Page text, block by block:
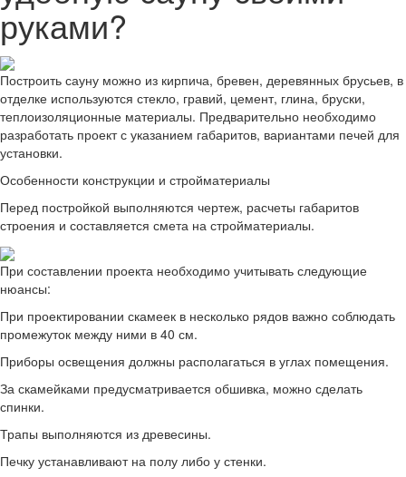
руками?
Построить сауну можно из кирпича, бревен, деревянных брусьев, в
отделке используются стекло, гравий, цемент, глина, бруски,
теплоизоляционные материалы. Предварительно необходимо
разработать проект с указанием габаритов, вариантами печей для
установки.
Особенности конструкции и стройматериалы
Перед постройкой выполняются чертеж, расчеты габаритов
строения и составляется смета на стройматериалы.
При составлении проекта необходимо учитывать следующие
нюансы:
При проектировании скамеек в несколько рядов важно соблюдать
промежуток между ними в 40 см.
Приборы освещения должны располагаться в углах помещения.
За скамейками предусматривается обшивка, можно сделать
спинки.
Трапы выполняются из древесины.
Печку устанавливают на полу либо у стенки.